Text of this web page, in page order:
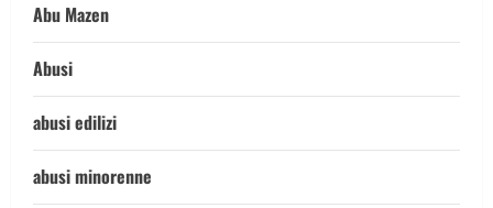
Abu Mazen
Abusi
abusi edilizi
abusi minorenne